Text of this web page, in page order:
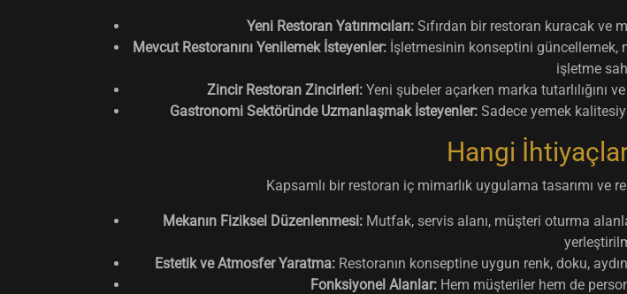
Yeni Restoran Yatırımcıları: Sıfırdan bir restoran kuracak ve
Mevcut Restoranını Yenilemek İsteyenler:İşletmesinin konseptini güncellemek,
işletme
Zincir Restoran Zincirleri: Yeni şubeler açarken marka tutarlılığını
Gastronomi Sektöründe Uzmanlaşmak İsteyenler:Sadece yemek
Hangi
Kapsamlı bir restoran iç mimarlık uygulama tasarımı ve
Mekanın Fiziksel Düzenlenmesi: Mutfak, servis alanı, müşteri oturma
Estetik ve Atmosfer Yaratma:Restoranın konseptine uygun renk, doku,
Fonksiyonel Alanlar: Hem müşteriler hem de